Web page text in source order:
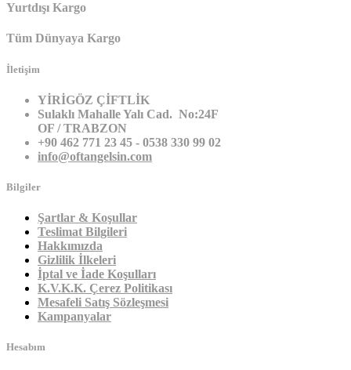
Yurtdışı Kargo
Tüm Dünyaya Kargo
İletişim
YİRİGÖZ ÇİFTLİK
Sulaklı Mahalle Yalı Cad. No:24F
OF / TRABZON
+90 462 771 23 45 - 0538 330 99 02
info@oftangelsin.com
Bilgiler
Şartlar & Koşullar
Teslimat Bilgileri
Hakkımızda
Gizlilik İlkeleri
İptal ve İade Koşulları
K.V.K.K. Çerez Politikası
Mesafeli Satış Sözleşmesi
Kampanyalar
Hesabım